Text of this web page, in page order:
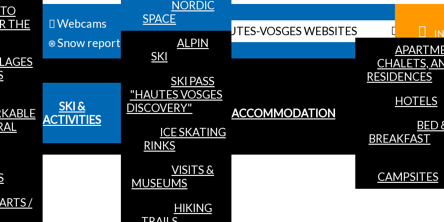
Webcams
Snow report
ALL HAUTES-VOSGES WEBSITES
MENU
TO
THE
/
SKI &
ACTIVITIES
NORDIC
SPACE
ALPIN
SKI
SKI PASS
"HAUTES VOSGES
DISCOVERY"
ICE SKATING
RINKS
VISITS &
MUSEUMS
HIKING
ACCOMMODATION
CHALETS,
RESIDENCES
HOTELS
BED
BREAKFAST
CAMPSITES